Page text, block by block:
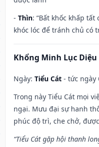
- Thìn: “Bất khốc khấp
khóc lóc để tránh chủ có
Khổng Minh Lục Diệu
Ngày: Tiểu Cát - tức ngày
Trong này Tiểu Cát mọi
ngại. Mưu đại sự hanh
phúc độ trì, che chở,
“Tiểu Cát gặp hội thanh